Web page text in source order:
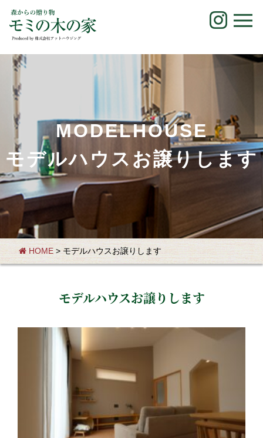
content
MODELHOUSE
モデルハウスお譲りします
HOME> モデルハウスお譲りします
モデルハウスお譲りします